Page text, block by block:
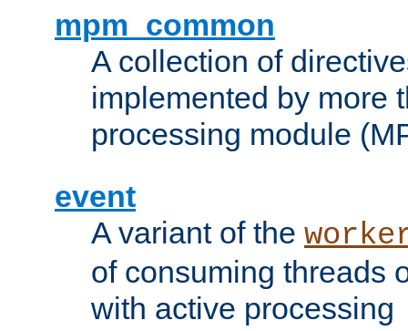
mpm_common
A collection of
implemented by more
processing module
event
A variant of the
of consuming threads
with active processing